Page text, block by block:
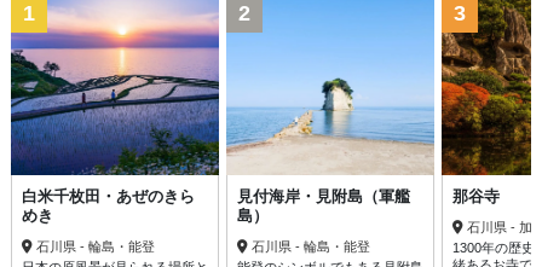
1
白米千枚田・あぜのきら
めき
石川県 - 輪島・能登
2
見付海岸・見附島（軍艦
島）
石川県 - 輪島・能登
3
那谷寺
石川県 - 加
1300年の歴史